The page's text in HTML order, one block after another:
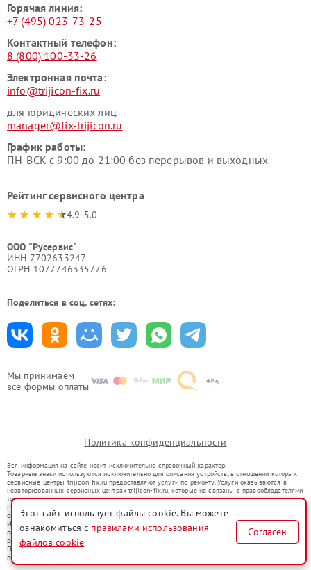
Мы принимаем
все формы оплаты
Горячая линия:
+7 (495) 023-73-25
Контактный телефон:
8 (800) 100-33-26
Электронная почта:
info@trijicon-fix.ru
для юридических лиц
manager@fix-trijicon.ru
График работы:
ПН-ВСК с 9:00 до 21:00 без перерывов и выходных
Рейтинг сервисного центра
4.9-5.0
ООО "Русервис"
ИНН 7702633247
ОГРН 1077746335776
Поделиться в соц. сетях:
Политика конфиденциальности
Вся информация на сайте носит исключительно справочный характер.
Товарные знаки используются исключительно для описания устройств, в отношении которых
сервисные центры trijicon-fix.ru предоставляют услуги по ремонту. Услуги оказываются в
неавторизованных сервисных центрах trijicon-fix.ru, которые не связаны с правообладателями
товарных знаков или их официальными представителями.
Ремонт осуществляется для устройств, уже введенных в гражданский оборот в соответствии
со статьей 1487 ГК РФ.
Использование товарных знаков не преследует цели индивидуализации услуг или введения
потребителей в заблуждение, а служит для информирования о предоставляемых услугах по
ремонту техники указанных брендов.
Представленная на сайте информация не является публичной офертой, определяемой
положениями Статьи 437(2) Гражданского кодекса РФ
Этот сайт использует файлы cookie. Вы можете
ознакомиться с правилами использования
файлов cookie
Согласен